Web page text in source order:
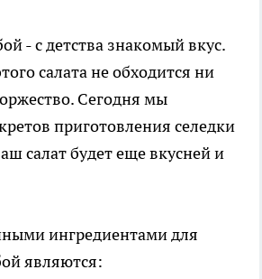
- с детства знакомый вкус.
салата не обходится ни
Сегодня мы
приготовления селедки
салат будет еще вкусней и
ингредиентами для
являются: